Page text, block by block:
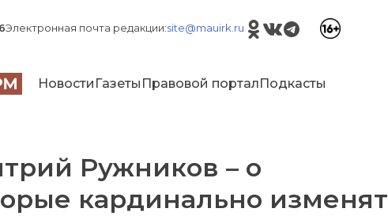
Электронная почта редакции:site@mauirk.ru
Новости Газеты Правовой портал Подкасты
Ружников – о
кардинально изменят